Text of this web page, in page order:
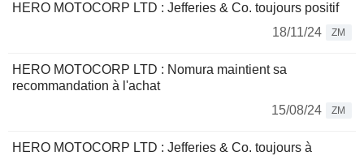
HERO MOTOCORP LTD : Jefferies & Co. toujours positif
18/11/24
ZM
HERO MOTOCORP LTD : Nomura maintient sa
recommandation à l'achat
15/08/24
ZM
HERO MOTOCORP LTD : Jefferies & Co. toujours à